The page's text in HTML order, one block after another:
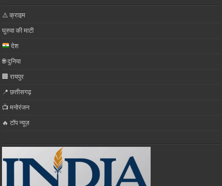
⚠️ क्राइम
घुरुवा की माटी
देश
🌐 दुनिया
🏢 रायपुर
📍 छत्तीसगढ़
📺 मनोरंजन
🔥 टॉप न्यूज़